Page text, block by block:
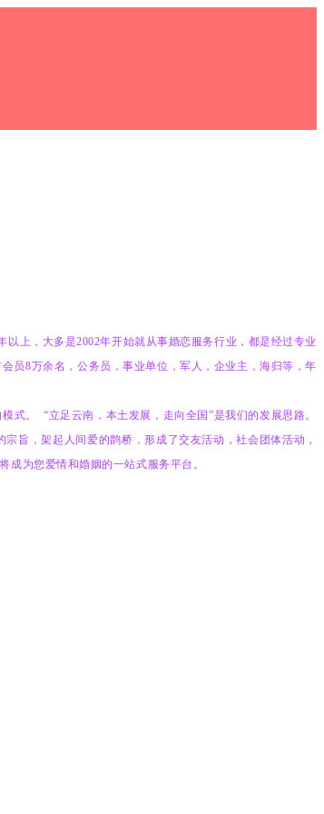
以上，大多是2002年开始就从事婚恋服务行业，都是经过专业
会员8万余名，公务员，事业单位，军人，企业主，海归等，年
式。
“立足云南，本土发展，走向全国”是我们的发展思路。
旨，架起人间爱的鹊桥，形成了交友活动，社会团体活动，
为您爱情和婚姻的一站式服务平台。